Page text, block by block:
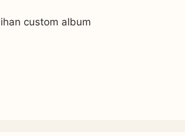
custom album